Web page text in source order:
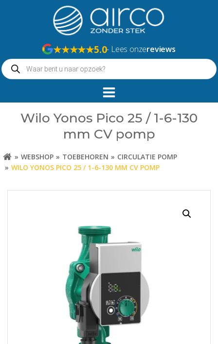
★★★★★5.0- Lees onzereviews
Producten
zoeken
Wilo Yonos Pico 25 / 1-6-130
mm CV pomp
WEBSHOP TOEBEHOREN
CIRCULATIE POMP
WILO YONOS PICO 25 / 1-6-130 MM CV POMP